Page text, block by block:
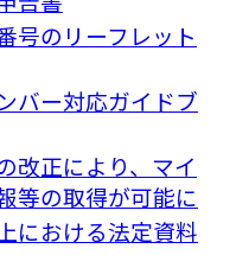
のリーフレット
バー対応ガイドブ
正により、マイ
等の取得が可能に
における法定資料